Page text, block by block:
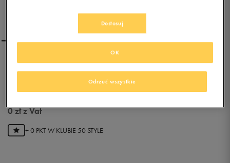
CONFRONT CLASSIC
0złz Vat
+ 0 PKT W KLUBIE 50 STYLE
Dostosuj
Odrzuć wszystkie
OK